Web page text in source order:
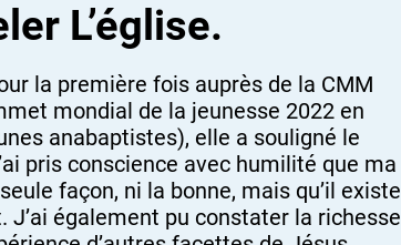
L’église.
la première fois auprès de la CMM
mondial de la jeunesse 2022 en
anabaptistes), elle a souligné le
pris conscience avec humilité que ma
façon, ni la bonne, mais qu’il existe
également pu constater la richesse